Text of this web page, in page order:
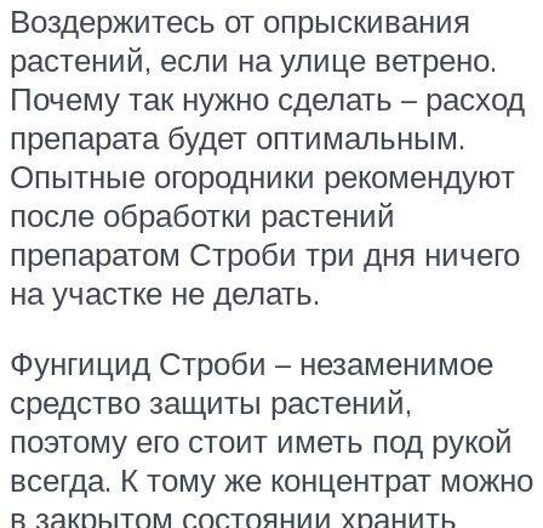
Воздержитесь от опрыскивания
растений, если на улице ветрено.
Почему так нужно сделать – расход
препарата будет оптимальным.
Опытные огородники рекомендуют
после обработки растений
препаратом Строби три дня ничего
на участке не делать.
Фунгицид Строби – незаменимое
средство защиты растений,
поэтому его стоит иметь под рукой
всегда. К тому же концентрат можно
в закрытом состоянии хранить